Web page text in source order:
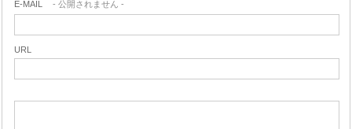
E-MAIL - 公開されません -
URL